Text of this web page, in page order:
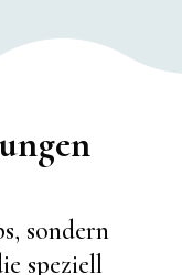
sondern
speziell